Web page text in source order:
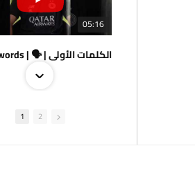
05:16
الكلمات الأولى | 🗣 | First words
1 2